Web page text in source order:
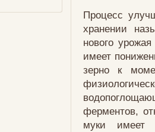
Процесс
хранении
нового
имеет
зерно к
ферментов,
муки имеет